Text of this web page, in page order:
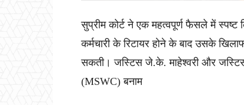
सुप्रीम कोर्ट ने एक महत्वपूर्ण फैसले में स्पष्ट
कर्मचारी के रिटायर होने के बाद उसके
सकती। जस्टिस जे.के. माहेश्वरी और जस्टिस
(MSWC) बनाम